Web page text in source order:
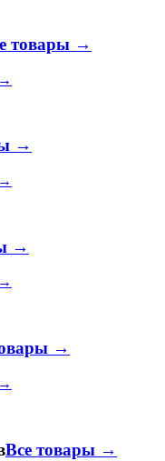
товары →
→
→
→
Все товары →